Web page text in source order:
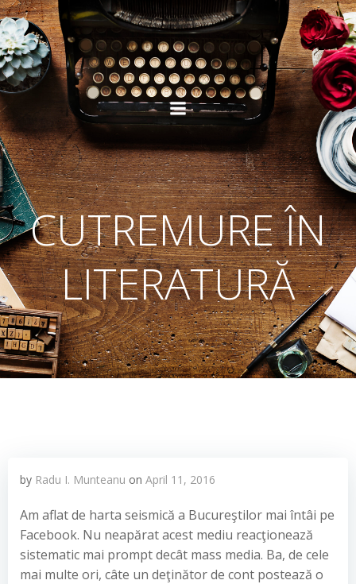
to
content
CUTREMURE ÎN
LITERATURĂ
by Radu I. Munteanu on April 11, 2016
Am aflat de harta seismică a Bucureştilor mai întâi pe
Facebook. Nu neapărat acest mediu reacţionează
sistematic mai prompt decât mass media. Ba, de cele
mai multe ori, câte un deţinător de cont postează o